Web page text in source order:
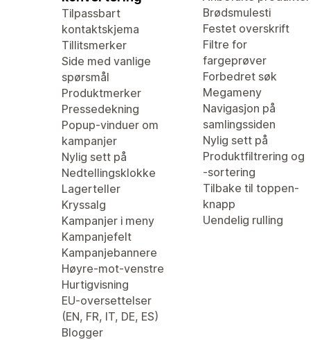
Tilpassbart
kontaktskjema
Tillitsmerker
Side med vanlige
spørsmål
Produktmerker
Pressedekning
Popup-vinduer om
kampanjer
Nylig sett på
Nedtellingsklokke
Lagerteller
Kryssalg
Kampanjer i meny
Kampanjefelt
Kampanjebannere
Høyre-mot-venstre
Hurtigvisning
EU-oversettelser
(EN, FR, IT, DE, ES)
Blogger
Brødsmulesti
Festet overskrift
Filtre for
fargeprøver
Forbedret søk
Megameny
Navigasjon på
samlingssiden
Nylig sett på
Produktfiltrering og
-sortering
Tilbake til toppen-
knapp
Uendelig rulling